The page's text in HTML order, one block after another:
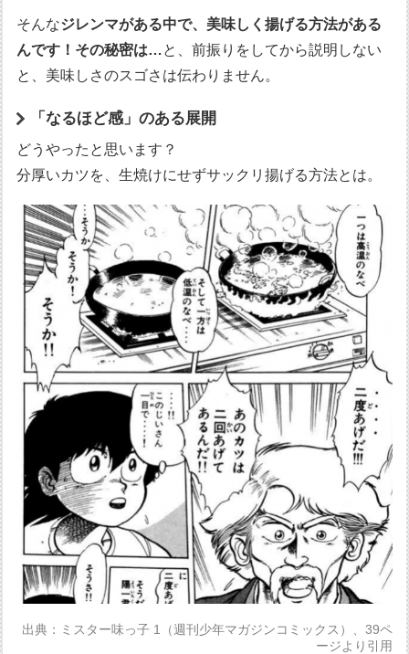
そんなジレンマがある中で、美味しく揚げる方法がある
んです！その秘密は…と、前振りをしてから説明しない
と、美味しさのスゴさは伝わりません。
「なるほど感」のある展開
どうやったと思います？
分厚いカツを、生焼けにせずサックリ揚げる方法とは。
出典：ミスター味っ子 1（週刊少年マガジンコミックス）、39ペ
ージより引用